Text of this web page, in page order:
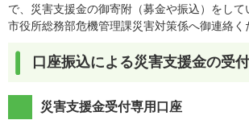
で、災害支援金の御寄附（募金や振込）をし
市役所総務部危機管理課災害対策係へ御連絡く
口座振込による災害支援金の受付
災害支援金受付専用口座